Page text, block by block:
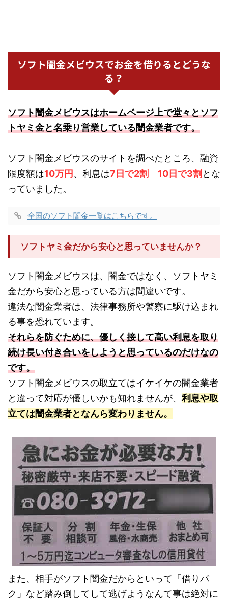
ソフト闇金メビウスでお金を借りるとどうな
る？
ソフト闇金メビウスはホームページ上で堂々とソフ
トヤミ金と名乗り営業している闇金業者です。
ソフト闇金メビウスのサイトを調べたところ、融資
限度額は10万円 、利息は7日で2割 10日で3割 とな
っていました。
全国のソフト闇金一覧はこちらです。
ソフトヤミ金だから安心と思っていませんか？
ソフト闇金メビウスは、闇金ではなく、ソフトヤミ
金だから安心と思っている方は間違いです。
違法な闇金業者は、法律事務所や警察に駆け込まれ
る事を恐れています。
それらを防ぐために、優しく接して高い利息を取り
続け長い付き合いをしようと思っているのだけなの
です。
ソフト闇金メビウスの取立てはイケイケの闇金業者
と違って対応が優しいかも知れませんが、利息や取
立ては闇金業者となんら変わりません。
また、相手がソフト闇金だからといって「借りパ
ク」など踏み倒してして逃げようなんて事は絶対に